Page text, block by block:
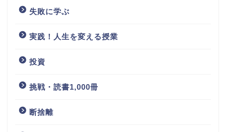
失敗に学ぶ
実践！人生を変える授業
投資
挑戦・読書1,000冊
断捨離